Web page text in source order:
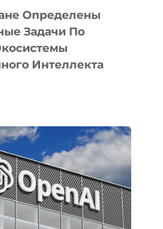
Определены
Задачи По
Интеллекта